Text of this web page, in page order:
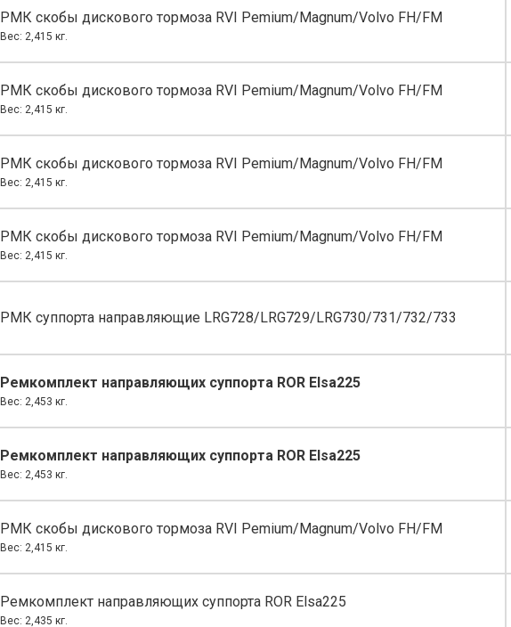
РМК скобы дискового тормоза RVI Pemium/Magnum/Volvo FH/FM
Вес: 2,415 кг.
РМК скобы дискового тормоза RVI Pemium/Magnum/Volvo FH/FM
Вес: 2,415 кг.
РМК скобы дискового тормоза RVI Pemium/Magnum/Volvo FH/FM
Вес: 2,415 кг.
РМК скобы дискового тормоза RVI Pemium/Magnum/Volvo FH/FM
Вес: 2,415 кг.
РМК суппорта направляющие LRG728/LRG729/LRG730/731/732/733
Ремкомплект направляющих суппорта ROR Elsa225
Вес: 2,453 кг.
Ремкомплект направляющих суппорта ROR Elsa225
Вес: 2,453 кг.
РМК скобы дискового тормоза RVI Pemium/Magnum/Volvo FH/FM
Вес: 2,415 кг.
Ремкомплект направляющих суппорта ROR Elsa225
Вес: 2,435 кг.